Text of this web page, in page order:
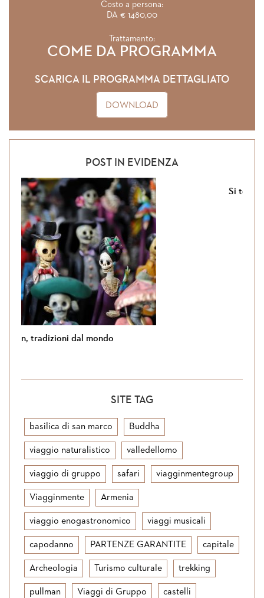
Costo a persona:
DA € 1480,00
Trattamento:
COME DA PROGRAMMA
SCARICA IL PROGRAMMA DETTAGLIATO
DOWNLOAD
POST IN EVIDENZA
Si torna in Giordania
SITE TAG
basilica di san marco Buddha
viaggio naturalistico valledellomo
viaggio di gruppo safari viagginmentegroup
Viagginmente Armenia
viaggio enogastronomico viaggi musicali
capodanno PARTENZE GARANTITE capitale
Archeologia Turismo culturale trekking
pullman Viaggi di Gruppo castelli